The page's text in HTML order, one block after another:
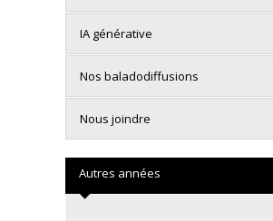
IA générative
Nos baladodiffusions
Nous joindre
Autres années